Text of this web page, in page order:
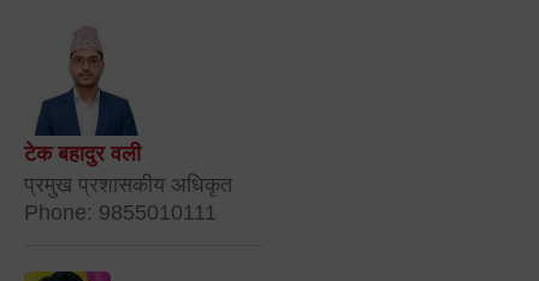
टेक बहादुर वली
प्रमुख प्रशासकीय अधिकृत
Phone: 9855010111